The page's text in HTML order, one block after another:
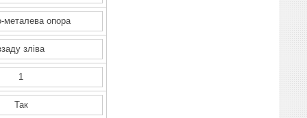
металева опора
зліва
1
Так